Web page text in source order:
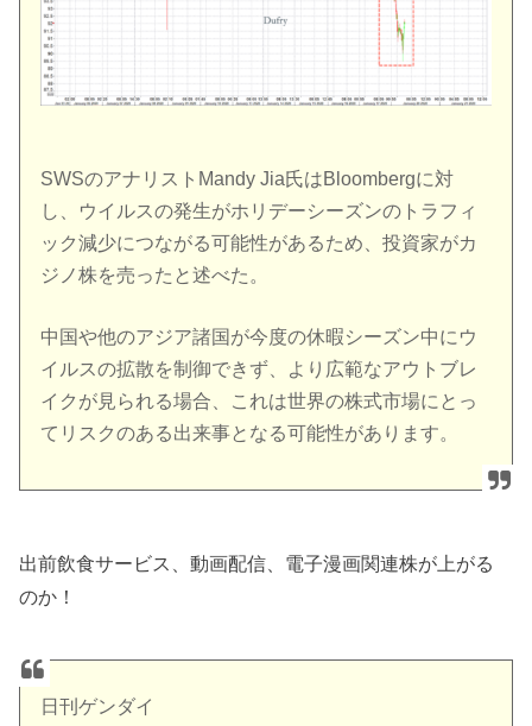
SWSのアナリストMandy Jia氏はBloombergに対
し、ウイルスの発生がホリデーシーズンのトラフィ
ック減少につながる可能性があるため、投資家がカ
ジノ株を売ったと述べた。
中国や他のアジア諸国が今度の休暇シーズン中にウ
イルスの拡散を制御できず、より広範なアウトブレ
イクが見られる場合、これは世界の株式市場にとっ
てリスクのある出来事となる可能性があります。
出前飲食サービス、動画配信、電子漫画関連株が上がる
のか！
日刊ゲンダイ